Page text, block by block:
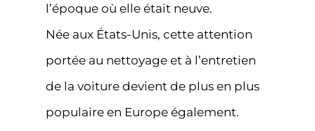
l’époque où elle était neuve.
Née aux États-Unis, cette attention
portée au nettoyage et à l’entretien
de la voiture devient de plus en plus
populaire en Europe également.